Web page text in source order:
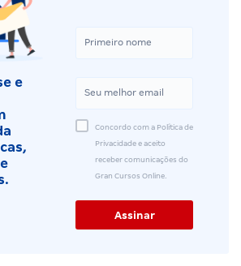
e
Concordo com a Política de
Privacidade e aceito
receber comunicações do
Gran Cursos Online.